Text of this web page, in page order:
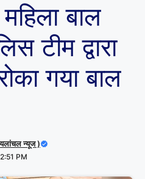
बाल
टीम द्वारा
गया बाल
न्यूज )
PM